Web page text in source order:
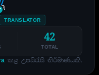
TRANSLATOR
42
TOTAL
කළ උපසිරැසි නිර්මාණයකි.